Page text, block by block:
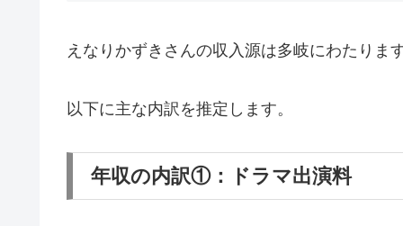
えなりかずきさんの収入源は多岐にわたります
以下に主な内訳を推定します。​
年収の内訳①：ドラマ出演料